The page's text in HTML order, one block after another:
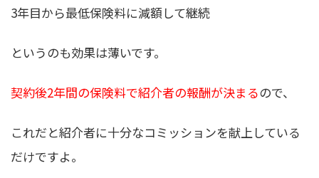
3年目から最低保険料に減額して継続
というのも効果は薄いです。
契約後2年間の保険料で紹介者の報酬が決まるので、
これだと紹介者に十分なコミッションを献上している
だけですよ。